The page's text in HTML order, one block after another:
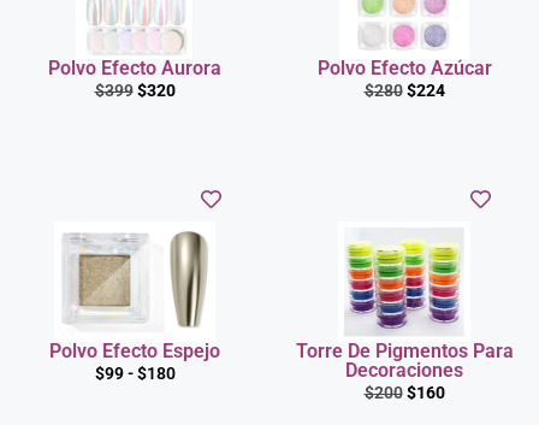
Polvo Efecto Aurora
$399 $320
Polvo Efecto Azúcar
$280 $224
Polvo Efecto Espejo
$99 - $180
Torre De Pigmentos Para
Decoraciones
$200 $160